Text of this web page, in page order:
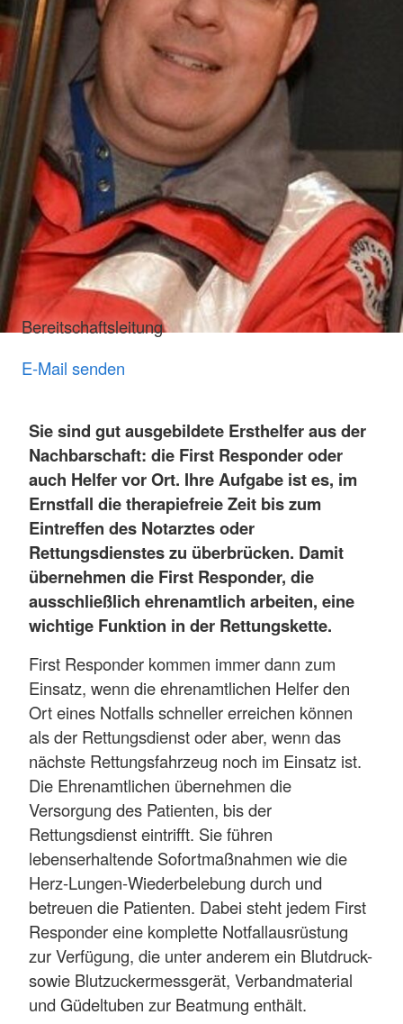
Bereitschaftsleitung
E-Mail senden
Sie sind gut ausgebildete Ersthelfer aus der
Nachbarschaft: die First Responder oder
auch Helfer vor Ort. Ihre Aufgabe ist es, im
Ernstfall die therapiefreie Zeit bis zum
Eintreffen des Notarztes oder
Rettungsdienstes zu überbrücken. Damit
übernehmen die First Responder, die
ausschließlich ehrenamtlich arbeiten, eine
wichtige Funktion in der Rettungskette.
First Responder kommen immer dann zum
Einsatz, wenn die ehrenamtlichen Helfer den
Ort eines Notfalls schneller erreichen können
als der Rettungsdienst oder aber, wenn das
nächste Rettungsfahrzeug noch im Einsatz ist.
Die Ehrenamtlichen übernehmen die
Versorgung des Patienten, bis der
Rettungsdienst eintrifft. Sie führen
lebenserhaltende Sofortmaßnahmen wie die
Herz-Lungen-Wiederbelebung durch und
betreuen die Patienten. Dabei steht jedem First
Responder eine komplette Notfallausrüstung
zur Verfügung, die unter anderem ein Blutdruck-
sowie Blutzuckermessgerät, Verbandmaterial
und Güdeltuben zur Beatmung enthält.